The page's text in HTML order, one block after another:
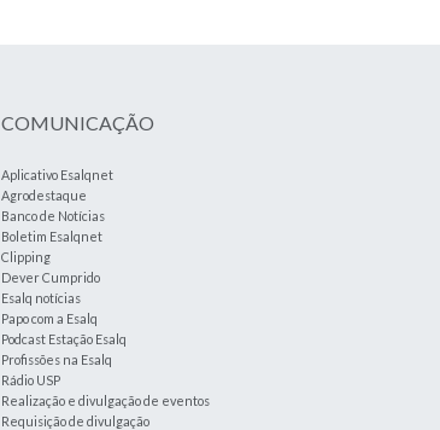
COMUNICAÇÃO
Aplicativo Esalqnet
Agrodestaque
Banco de Notícias
Boletim Esalqnet
Clipping
Dever Cumprido
Esalq notícias
Papo com a Esalq
Podcast Estação Esalq
Profissões na Esalq
Rádio USP
Realização e divulgação de eventos
Requisição de divulgação